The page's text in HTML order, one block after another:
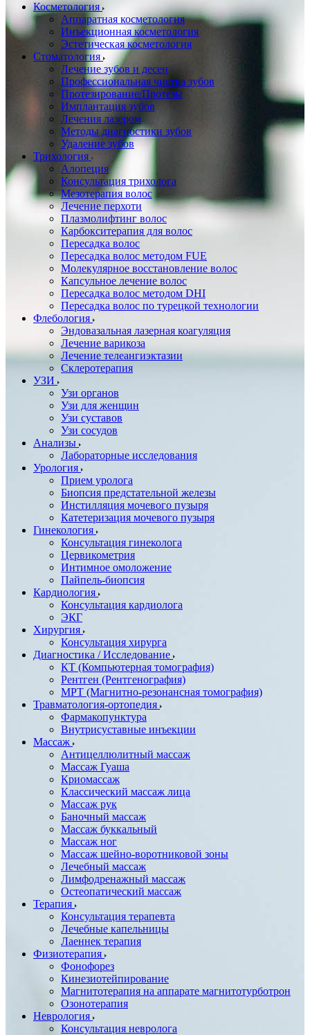
Косметология
Аппаратная косметология
Инъекционная косметология
Эстетическая косметология
Стоматология
Лечение зубов и десен
Профессиональная чистка зубов
Протезирование/Протезы
Имплантация зубов
Лечения лазером
Методы диагностики зубов
Удаление зубов
Трихология
Алопеция
Консультация трихолога
Мезотерапия волос
Лечение перхоти
Плазмолифтинг волос
Карбокситерапия для волос
Пересадка волос
Пересадка волос методом FUE
Молекулярное восстановление волос
Капсульное лечение волос
Пересадка волос методом DHI
Пересадка волос по турецкой технологии
Флебология
Эндовазальная лазерная коагуляция
Лечение варикоза
Лечение телеангиэктазии
Склеротерапия
УЗИ
Узи органов
Узи для женщин
Узи cуставов
Узи сосудов
Анализы
Лабораторные исследования
Урология
Прием уролога
Биопсия предстательной железы
Инстилляция мочевого пузыря
Катетеризация мочевого пузыря
Гинекология
Консультация гинеколога
Цервикометрия
Интимное омоложение
Пайпель-биопсия
Кардиология
Консультация кардиолога
ЭКГ
Хирургия
Консультация хирурга
Диагностика / Исследование
КТ (Компьютерная томография)
Рентген (Рентгенография)
МРТ (Магнитно-резонансная томография)
Травматология-ортопедия
Фармакопунктура
Внутрисуставные инъекции
Массаж
Антицеллюлитный массаж
Массаж Гуаша
Криомассаж
Классический массаж лица
Массаж рук
Баночный массаж
Массаж буккальный
Массаж ног
Массаж шейно-воротниковой зоны
Лечебный массаж
Лимфодренажный массаж
Остеопатический массаж
Терапия
Консультация терапевта
Лечебные капельницы
Лаеннек терапия
Физиотерапия
Фонофорез
Кинезиотейпирование
Магнитотерапия на аппарате магнитотурботрон
Озонотерапия
Неврология
Консультация невролога